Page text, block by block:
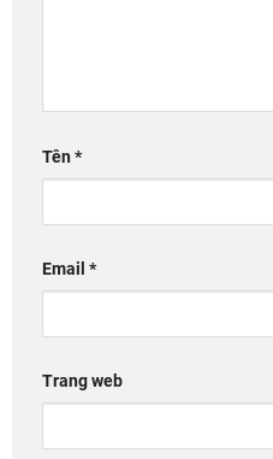
Tên*
Email *
Trang web